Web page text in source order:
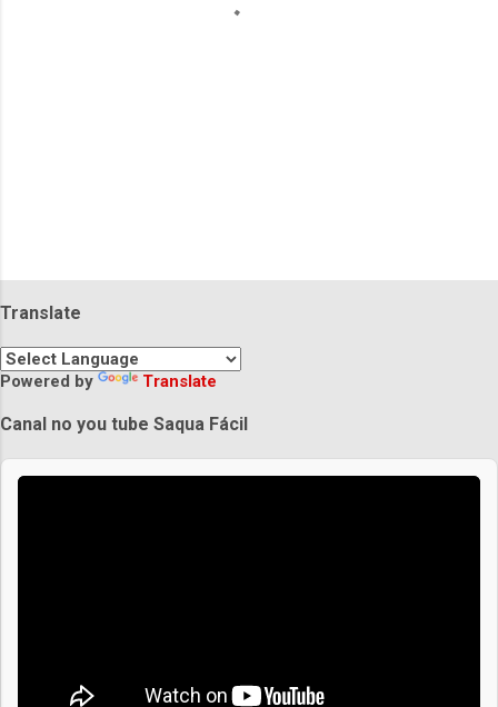
Translate
Powered by Translate
Canal no you tube Saqua Fácil